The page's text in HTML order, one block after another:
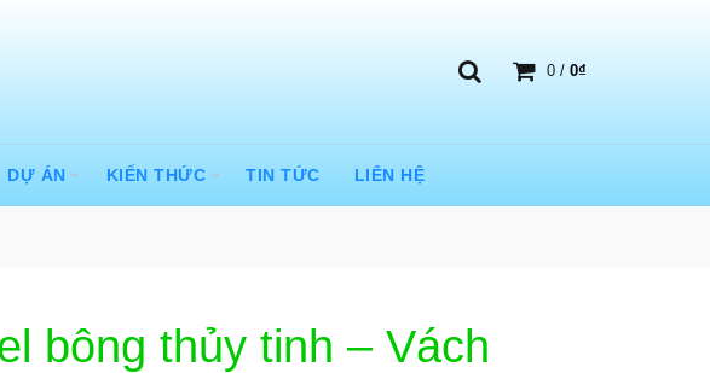
0 / 0₫
DỰ ÁN KIẾN THỨC TIN TỨC LIÊN HỆ
bông thủy tinh – Vách